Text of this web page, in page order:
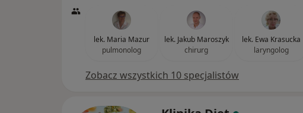
lek. Maria Mazur
pulmonolog
lek. Jakub Maroszyk
chirurg
lek. Ewa Krasucka
laryngolog
Zobacz wszystkich 10 specjalistów